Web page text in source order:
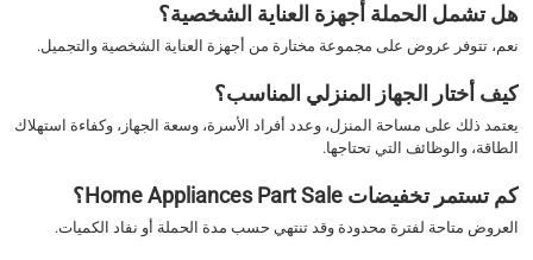
هل تشمل الحملة أجهزة العناية الشخصية؟
نعم، تتوفر عروض على مجموعة مختارة من أجهزة العناية الشخصية والتجميل.
كيف أختار الجهاز المنزلي المناسب؟
يعتمد ذلك على مساحة المنزل، وعدد أفراد الأسرة، وسعة الجهاز، وكفاءة استهلاك
الطاقة، والوظائف التي تحتاجها.
كم تستمر تخفيضات Home Appliances Part Sale؟
العروض متاحة لفترة محدودة وقد تنتهي حسب مدة الحملة أو نفاد الكميات.